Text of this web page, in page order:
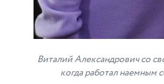
Виталий Александрович со
когда работал наемным